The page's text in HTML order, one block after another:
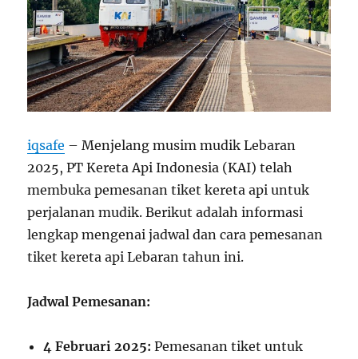
iqsafe – Menjelang musim mudik Lebaran
2025, PT Kereta Api Indonesia (KAI) telah
membuka pemesanan tiket kereta api untuk
perjalanan mudik. Berikut adalah informasi
lengkap mengenai jadwal dan cara pemesanan
tiket kereta api Lebaran tahun ini.
Jadwal Pemesanan:
4 Februari 2025: Pemesanan tiket untuk